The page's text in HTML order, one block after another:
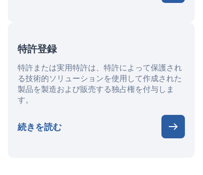
特許登録
特許または実用特許は、特許によって保護され
る技術的ソリューションを使用して作成された
製品を製造および販売する独占権を付与しま
す。
続きを読む